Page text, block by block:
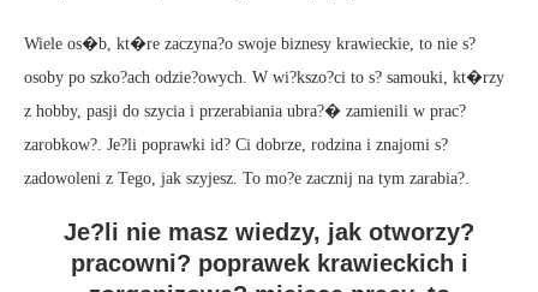
Wiele os�b, kt�re zaczyna?o swoje biznesy krawieckie, to nie s?
osoby po szko?ach odzie?owych. W wi?kszo?ci to s? samouki, kt�rzy
z hobby, pasji do szycia i przerabiania ubra?� zamienili w prac?
zarobkow?. Je?li poprawki id? Ci dobrze, rodzina i znajomi s?
zadowoleni z Tego, jak szyjesz. To mo?e zacznij na tym zarabia?.
Je?li nie masz wiedzy, jak otworzy?
pracowni? poprawek krawieckich i